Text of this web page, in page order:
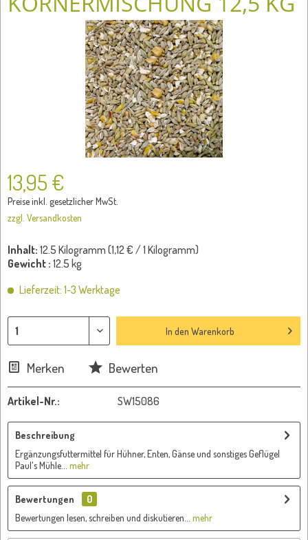
13,95 €
Preise inkl. gesetzlicher MwSt.
zzgl. Versandkosten
Inhalt: 12.5 Kilogramm (1,12 € / 1 Kilogramm)
Gewicht : 12.5 kg
Lieferzeit: 1-3 Werktage
In den Warenkorb
Merken Bewerten
Artikel-Nr.: SW15086
Beschreibung
Ergänzungsfuttermittel für Hühner, Enten, Gänse und sonstiges Geflügel
Paul's Mühle...
mehr
Bewertungen
0
Bewertungen lesen, schreiben und diskutieren...
mehr